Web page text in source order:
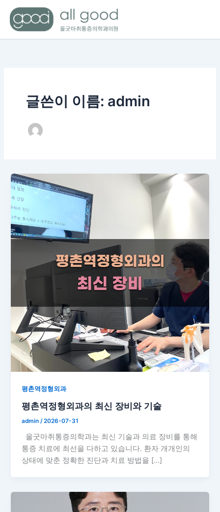
로
글쓴이 이름: admin
평촌역정형외과
평촌역정형외과의 최신 장비와 기술
admin /2026-07-31
올굿마취통증의학과는 최신 기술과 의료 장비를 통해
통증 치료에 최선을 다하고 있습니다. 환자 개개인의
상태에 맞춘 정확한 진단과 치료 방법을 […]